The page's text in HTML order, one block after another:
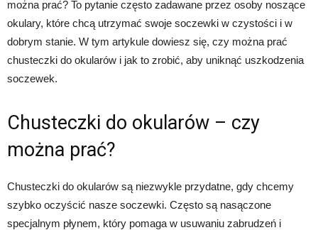
można prać? To pytanie często zadawane przez osoby noszące
okulary, które chcą utrzymać swoje soczewki w czystości i w
dobrym stanie. W tym artykule dowiesz się, czy można prać
chusteczki do okularów i jak to zrobić, aby uniknąć uszkodzenia
soczewek.
Chusteczki do okularów – czy
można prać?
Chusteczki do okularów są niezwykle przydatne, gdy chcemy
szybko oczyścić nasze soczewki. Często są nasączone
specjalnym płynem, który pomaga w usuwaniu zabrudzeń i